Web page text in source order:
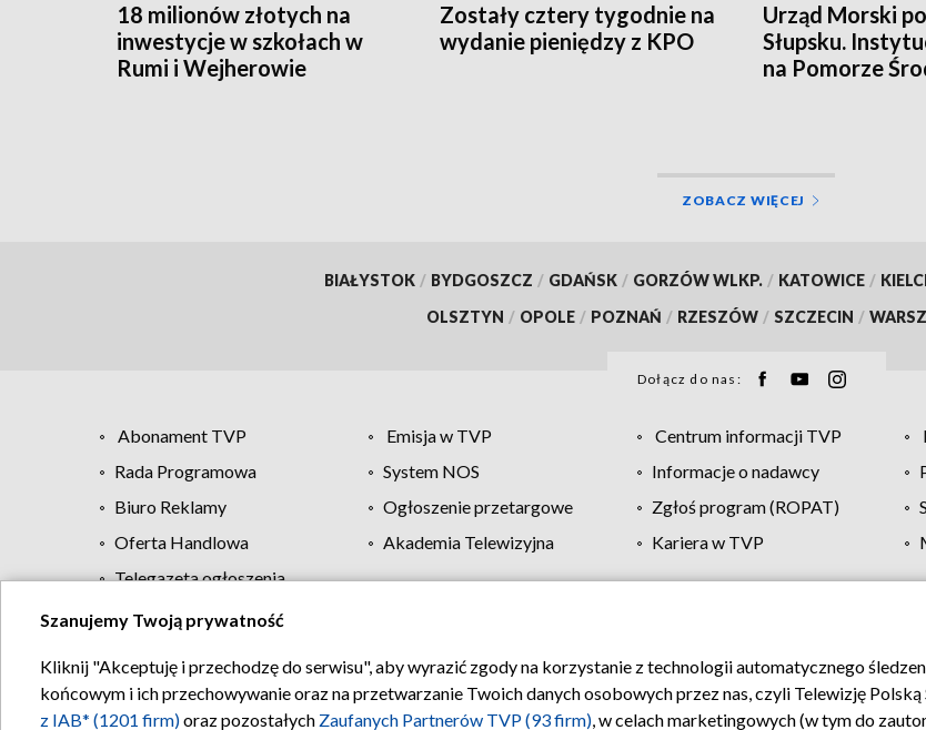
18 milionów złotych na
inwestycje w szkołach w
Rumi i Wejherowie
Zostały cztery tygodnie na
wydanie pieniędzy z KPO
Urząd Morski
Słupsku.
na Pomorze
ZOBACZ WIĘCEJ
BIAŁYSTOK / BYDGOSZCZ / GDAŃSK / GORZÓW WLKP. / KATOWICE /
OLSZTYN / OPOLE / POZNAŃ / RZESZÓW / SZCZECIN /
Dołącz do nas:
Abonament TVP Emisja w TVP Centrum informacji TVP
Rada Programowa
System NOS Informacje o nadawcy
Biuro Reklamy
Ogłoszenie przetargowe Zgłoś program (ROPAT)
Oferta Handlowa
Akademia Telewizyjna Kariera w TVP
Telegazeta ogłoszenia
Regulamin TVP Polityka prywatności Moje zgody Pomoc
Szanujemy Twoją prywatność
Kliknij "Akceptuję i przechodzę do serwisu", aby wyrazić zgody na korzystanie z technologii automatycznego
końcowym i ich przechowywanie oraz na przetwarzanie Twoich danych osobowych przez nas, czyli Telewizję Polską
z IAB* (1201 firm)oraz pozostałych Zaufanych Partnerów TVP (93 firm), w celach marketingowych (w tym do